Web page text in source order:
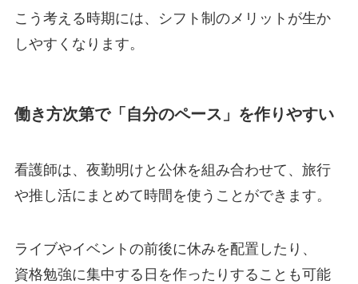
こう考える時期には、シフト制のメリットが生か
しやすくなります。
働き方次第で「自分のペース」を作りやすい
看護師は、夜勤明けと公休を組み合わせて、旅行
や推し活にまとめて時間を使うことができます。
ライブやイベントの前後に休みを配置したり、
資格勉強に集中する日を作ったりすることも可能